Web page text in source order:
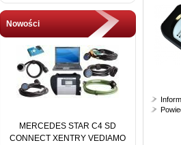
Nowości
MERCEDES STAR C4 SD
CONNECT XENTRY VEDIAMO